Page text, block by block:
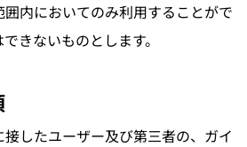
内においてのみ利用することがで
きないものとします。
したユーザー及び第三者の、ガイ